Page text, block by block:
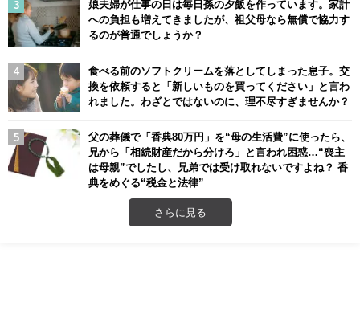
娘夫婦が仕事の日は毎日孫の夕飯を作っています。家計
への負担も増えてきましたが、祖父母なら無償で協力す
るのが普通でしょうか？
食べる前のソフトクリームを落としてしまった息子。交
換を依頼すると「新しいものを買ってください」と言わ
れました。わざとではないのに、理不尽すぎませんか？
父の葬儀で「香典80万円」を“母の生活費”に使ったら、
兄から「相続財産だから分けろ」と言われ困惑…“喪主
は母親”でしたし、兄弟では受け取れないですよね？ 香
典をめぐる“税金と法律”
さらに見る